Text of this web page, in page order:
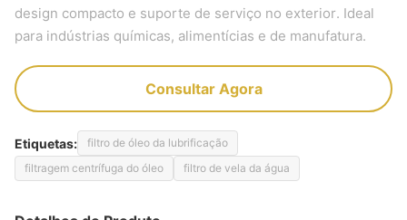
design compacto e suporte de serviço no exterior. Ideal
para indústrias químicas, alimentícias e de manufatura.
Consultar Agora
Etiquetas:
filtro de óleo da lubrificação
filtragem centrífuga do óleo
filtro de vela da água